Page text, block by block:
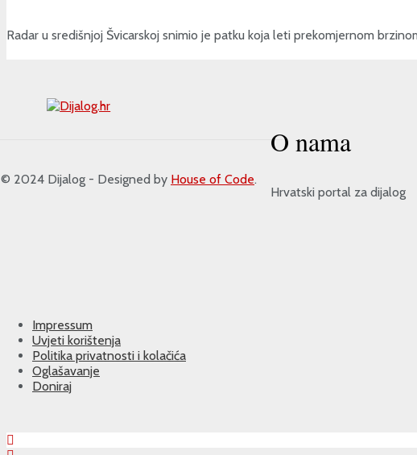
Radar u središnjoj Švicarskoj snimio je patku koja leti prekomjernom
Dijalog - Designed by House of Code.
O nama
Hrvatski portal za dijalog
Impressum
Uvjeti korištenja
Politika privatnosti i kolačića
Oglašavanje
Doniraj